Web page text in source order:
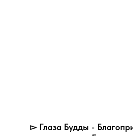
▻ Глаза Будды -